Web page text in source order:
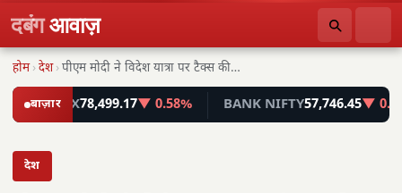
दबंगआवाज़
होम ›देश ›पीएम मोदी ने विदेश यात्रा पर टैक्स की…
बाज़ार
78,499.17▼ 0.58% BANK NIFTY 57,746.45▼ 0.55%
देश